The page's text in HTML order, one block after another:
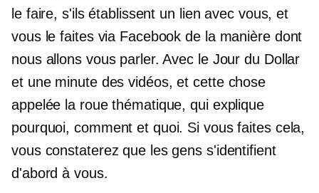
le faire, s'ils établissent un lien avec vous, et
vous le faites via Facebook de la manière dont
nous allons vous parler. Avec le Jour du Dollar
et une minutedes vidéos, et cette chose
appelée la roue thématique, qui explique
pourquoi, comment et quoi. Si vous faites cela,
vous constaterez que les gens s'identifient
d'abord à vous.